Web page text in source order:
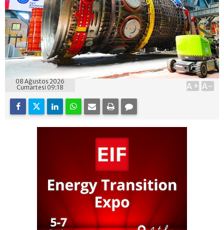
08 Ağustos 2026
Cumartesi 09:18
A+ A-